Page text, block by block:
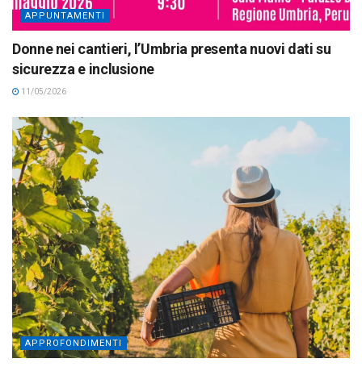
APPUNTAMENTI
Donne nei cantieri, l’Umbria presenta nuovi dati su
sicurezza e inclusione
11/05/2026
APPROFONDIMENTI